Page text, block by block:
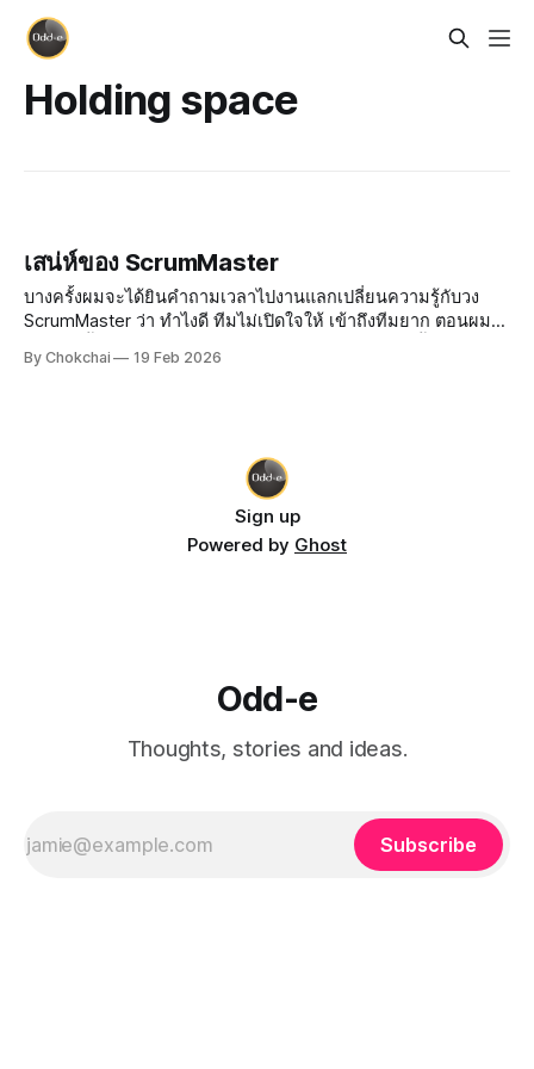
Holding space
เสน่ห์ของ ScrumMaster
บางครั้งผมจะได้ยินคำถามเวลาไปงานแลกเปลี่ยนความรู้กับวง
ScrumMaster ว่า ทำไงดี ทีมไม่เปิดใจให้ เข้าถึงทีมยาก ตอนผม
เพื่อนร่วมงานให้ feedback ผมว่า ผมมีพลังพิเศษ ทำให้คนไว้ใจ
By Chokchai 19 Feb 2026
Sign up
Powered by Ghost
Odd-e
Thoughts, stories and ideas.
Subscribe